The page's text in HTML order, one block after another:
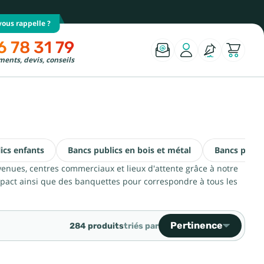
rappelle ?
78 31 79
devis, conseils
enfants Bancs publics en bois et métal
Bancs
centres commerciaux et lieux d'attente grâce à notre
ainsi que des banquettes pour correspondre à tous les
284 produitstriés par Pertinence